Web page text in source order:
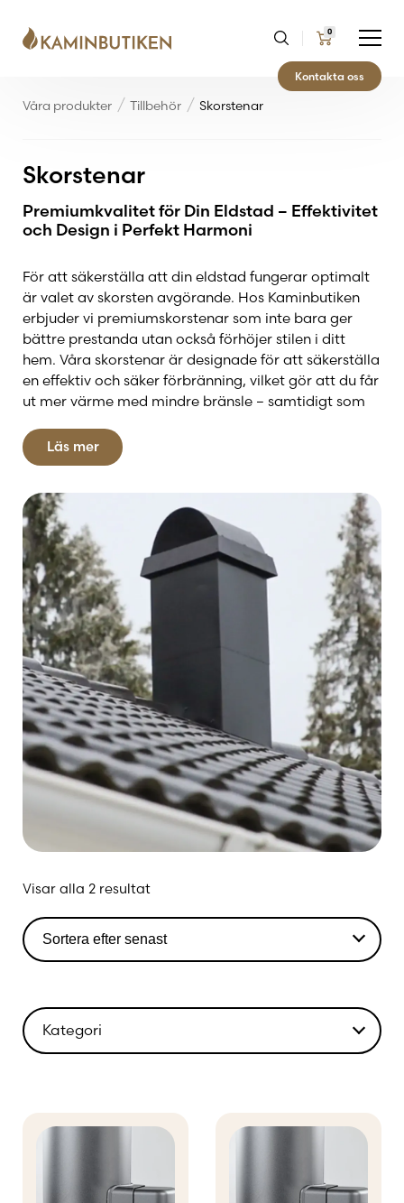
0
Kontakta oss
Våra produkter Tillbehör Skorstenar
Skorstenar
Premiumkvalitet för Din Eldstad – Effektivitet
och Design i Perfekt Harmoni
För att säkerställa att din eldstad fungerar optimalt
är valet av skorsten avgörande. Hos Kaminbutiken
erbjuder vi premiumskorstenar som inte bara ger
bättre prestanda utan också förhöjer stilen i ditt
hem. Våra skorstenar är designade för att säkerställa
en effektiv och säker förbränning, vilket gör att du får
ut mer värme med mindre bränsle – samtidigt som
säkerhetsproblem.
Våra premiumskorstenar är byggda för att hålla
länge och tål både höga temperaturer och
väderpåverkan. Med noggrant utvalda material och
smart design får du en skorsten som både ser bra ut
och fungerar perfekt. De är lämpliga för alla typer av
eldstäder, från braskaminer och vedspisar till öppna
spisar, och hjälper till att optimera draget och
förbränningen.
Vi på Kaminbutiken erbjuder också
installationstjänster och rådgivning för att hjälpa dig
att välja rätt skorsten som passar just din eldstad
och ditt hem. Oavsett om du bygger nytt eller
uppgraderar din befintliga eldstad, så har vi rätt
lösning för dig.
Besök oss på Kaminbutiken och hitta den
perfekta skorstenen som kombinerar kvalitet,
Läs mer
Visar alla 2 resultatSortera
Kategori